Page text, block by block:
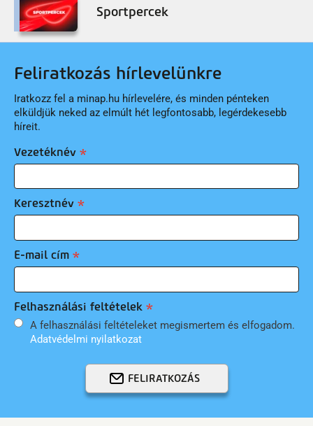
Sportpercek
Feliratkozás hírlevelünkre
Iratkozz fel a minap.hu hírlevelére, és minden pénteken
elküldjük neked az elmúlt hét legfontosabb, legérdekesebb
híreit.
Vezetéknév
Keresztnév
E-mail cím
Felhasználási feltételek
A felhasználási feltételeket megismertem és elfogadom.
Adatvédelmi nyilatkozat
FELIRATKOZÁS